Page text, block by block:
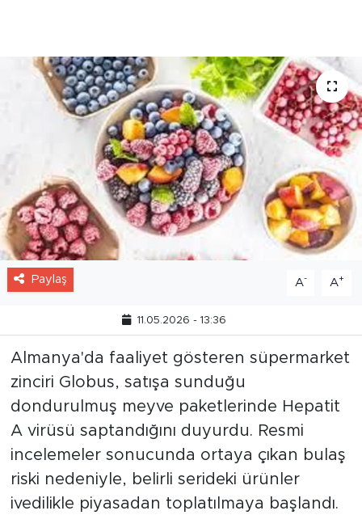
Almanya'da faaliyet gösteren süpermarket
zinciri Globus, satışa sunduğu
dondurulmuş meyve paketlerinde Hepatit
A virüsü saptandığını duyurdu. Resmi
incelemeler sonucunda ortaya çıkan bulaş
riski nedeniyle, belirli serideki ürünler